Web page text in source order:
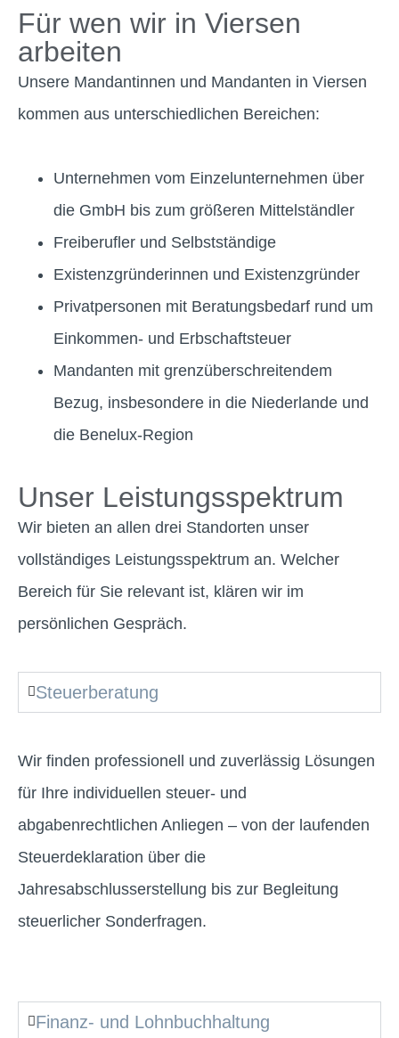
Für wen wir in Viersen
arbeiten
Unsere Mandantinnen und Mandanten in Viersen
kommen aus unterschiedlichen Bereichen:
Unternehmen vom Einzelunternehmen über
die GmbH bis zum größeren Mittelständler
Freiberufler und Selbstständige
Existenzgründerinnen und Existenzgründer
Privatpersonen mit Beratungsbedarf rund um
Einkommen- und Erbschaftsteuer
Mandanten mit grenzüberschreitendem
Bezug, insbesondere in die Niederlande und
die Benelux-Region
Unser Leistungsspektrum
Wir bieten an allen drei Standorten unser
vollständiges Leistungsspektrum an. Welcher
Bereich für Sie relevant ist, klären wir im
persönlichen Gespräch.
Steuerberatung
Wir finden professionell und zuverlässig Lösungen
für Ihre individuellen steuer- und
abgabenrechtlichen Anliegen – von der laufenden
Steuerdeklaration über die
Jahresabschlusserstellung bis zur Begleitung
steuerlicher Sonderfragen.
Finanz- und Lohnbuchhaltung